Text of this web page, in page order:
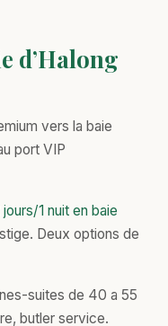
d’Halong
vers la baie
port VIP
1 nuit en baie
Deux options de
suites de 40 a 55
butler service.